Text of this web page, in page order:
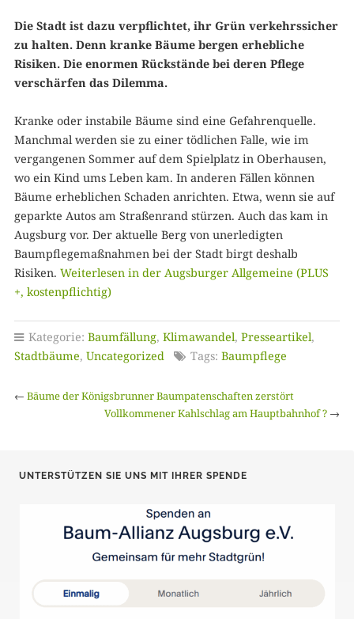
Die Stadt ist dazu verpflichtet, ihr Grün verkehrssicher
zu halten. Denn kranke Bäume bergen erhebliche
Risiken. Die enormen Rückstände bei deren Pflege
verschärfen das Dilemma.
Kranke oder instabile Bäume sind eine Gefahrenquelle.
Manchmal werden sie zu einer tödlichen Falle, wie im
vergangenen Sommer auf dem Spielplatz in Oberhausen,
wo ein Kind ums Leben kam. In anderen Fällen können
Bäume erheblichen Schaden anrichten. Etwa, wenn sie auf
geparkte Autos am Straßenrand stürzen. Auch das kam in
Augsburg vor. Der aktuelle Berg von unerledigten
Baumpflegemaßnahmen bei der Stadt birgt deshalb
Risiken. Weiterlesen in der Augsburger Allgemeine (PLUS
+, kostenpflichtig)
Kategorie: Baumfällung, Klimawandel, Presseartikel,
Stadtbäume, Uncategorized Tags: Baumpflege
← Bäume der Königsbrunner Baumpatenschaften zerstört
Vollkommener Kahlschlag am Hauptbahnhof ? →
UNTERSTÜTZEN SIE UNS MIT IHRER SPENDE